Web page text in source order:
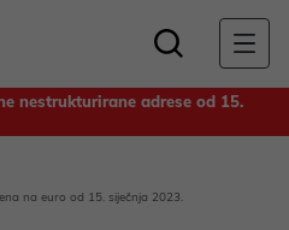
nestrukturirane adrese od 15.
na euro od 15. siječnja 2023.